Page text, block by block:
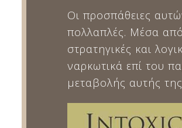
Οι προσπάθειες
πολλαπλές. Μέσα
στρατηγικές και
ναρκωτικά επί του
μεταβολής αυτής